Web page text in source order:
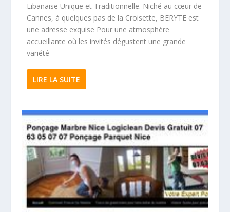
Libanaise Unique et Traditionnelle. Niché au cœur de
Cannes, à quelques pas de la Croisette, BERYTE est
une adresse exquise Pour une atmosphère
accueillante où les invités dégustent une grande
variété
LIRE LA SUITE